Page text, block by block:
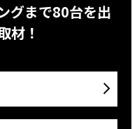
グまで80台を出
材！